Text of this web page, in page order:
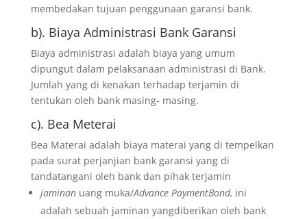
membedakan tujuan penggunaan garansi bank.
b). Biaya Administrasi Bank Garansi
Biaya administrasi adalah biaya yang umum
dipungut dalam pelaksanaan administrasi di Bank.
Jumlah yang di kenakan terhadap terjamin di
tentukan oleh bank masing- masing.
c). Bea Meterai
Bea Materai adalah biaya materai yang di tempelkan
pada surat perjanjian bank garansi yang di
tandatangani oleh bank dan pihak terjamin
jaminan uang muka/Advance PaymentBond, ini
adalah sebuah jaminan yangdiberikan oleh bank